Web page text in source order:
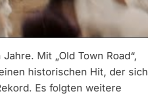
Mit „Old Town Road“,
historischen Hit, der sich
Es folgten weitere